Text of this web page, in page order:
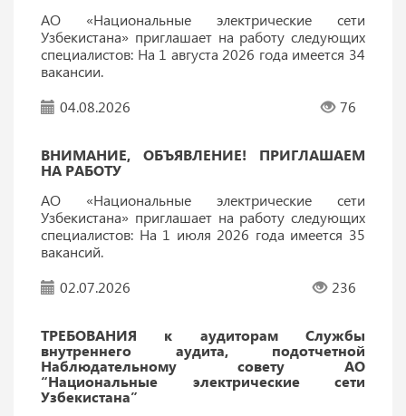
АО «Национальные электрические сети
Узбекистана» приглашает на работу следующих
специалистов: На 1 августа 2026 года имеется 34
вакансии.
04.08.2026
76
ВНИМАНИЕ, ОБЪЯВЛЕНИЕ! ПРИГЛАШАЕМ
НА РАБОТУ
АО «Национальные электрические сети
Узбекистана» приглашает на работу следующих
специалистов: На 1 июля 2026 года имеется 35
вакансий.
02.07.2026
236
ТРЕБОВАНИЯ к аудиторам Службы
внутреннего аудита, подотчетной
Наблюдательному совету АО
“Национальные электрические сети
Узбекистана”